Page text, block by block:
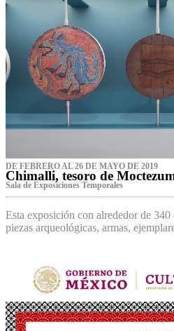
DE FEBRERO AL 26 DE MAYO DE 2019
Chimalli, tesoro de
Sala de Exposiciones Temporales
Esta exposición con alrededor de
piezas arqueológicas, armas,